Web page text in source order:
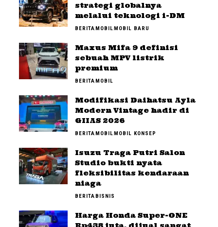
strategi globalnya
melalui teknologi i-DM
BERITAMOBILMOBIL BARU
Maxus Mifa 9 definisi
sebuah MPV listrik
premium
BERITAMOBIL
Modifikasi Daihatsu Ayla
Modern Vintage hadir di
GIIAS 2026
BERITAMOBILMOBIL KONSEP
Isuzu Traga Putri Salon
Studio bukti nyata
fleksibilitas kendaraan
niaga
BERITABISNIS
Harga Honda Super-ONE